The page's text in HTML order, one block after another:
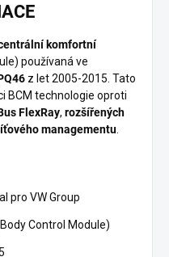
komfortní
používaná ve
z let 2005-2015. Tato
BCM technologie oproti
FlexRay, rozšířených
managementu
pro VW Group
Control Module)